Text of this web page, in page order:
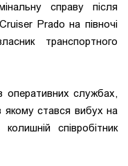
справу після
Prado на півночі
транспортного
службах,
стався вибух на
співробітник